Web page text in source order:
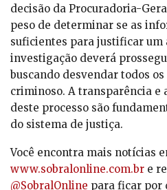
decisão da Procuradoria-
peso de determinar se as
suficientes para justificar um
investigação deverá
buscando desvendar todos
criminoso. A transparência e
deste processo são
do sistema de justiça.
Você encontra mais notícias
www.sobralonline.com.br e
@SobralOnline para ficar por